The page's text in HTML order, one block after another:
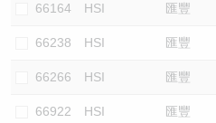
66164 HSI 匯豐
66238 HSI 匯豐
66266 HSI 匯豐
66922 HSI 匯豐